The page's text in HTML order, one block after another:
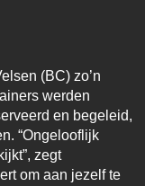
(BC) zo’n
werden
en begeleid,
“Ongelooflijk
zegt
om aan jezelf te